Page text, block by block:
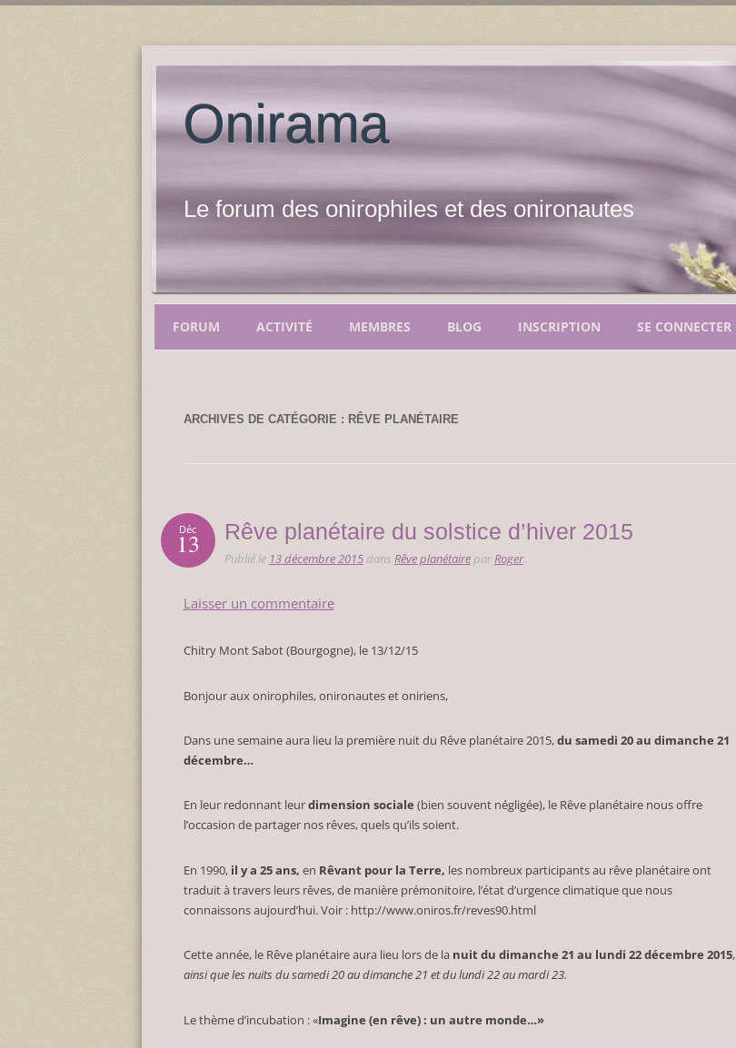
Onirama
Le forum des onirophiles et des onironautes
FORUM ACTIVITÉ MEMBRES BLOG INSCRIPTION SE CONNECTER
ARCHIVES DE CATÉGORIE : RÊVE PLANÉTAIRE
Déc
13 Rêve planétaire du solstice d’hiver 2015
Publié le 13 décembre 2015dans Rêve planétaireparRoger.
Laisser un commentaire
Chitry Mont Sabot (Bourgogne), le 13/12/15
Bonjour aux onirophiles, onironautes et oniriens,
Dans une semaine aura lieu la première nuit du Rêve planétaire 2015,du samedi 20 au dimanche 21
décembre…
En leur redonnant leurdimension sociale (bien souvent négligée), le Rêve planétaire nous offre
l’occasion de partager nos rêves, quels qu’ils soient.
En 1990, il y a 25 ans, en Rêvant pour la Terre, les nombreux participants au rêve planétaire ont
traduit à travers leurs rêves, de manière prémonitoire, l’état d’urgence climatique que nous
connaissons aujourd’hui. Voir : http://www.oniros.fr/reves90.html
Cette année, le Rêve planétaire aura lieu lors de la nuit du dimanche 21 au lundi 22 décembre 2015,
ainsi que les nuits du samedi 20 au dimanche 21 et du lundi 22 au mardi 23.
Le thème d’incubation : «Imagine (en rêve) : un autre monde…»